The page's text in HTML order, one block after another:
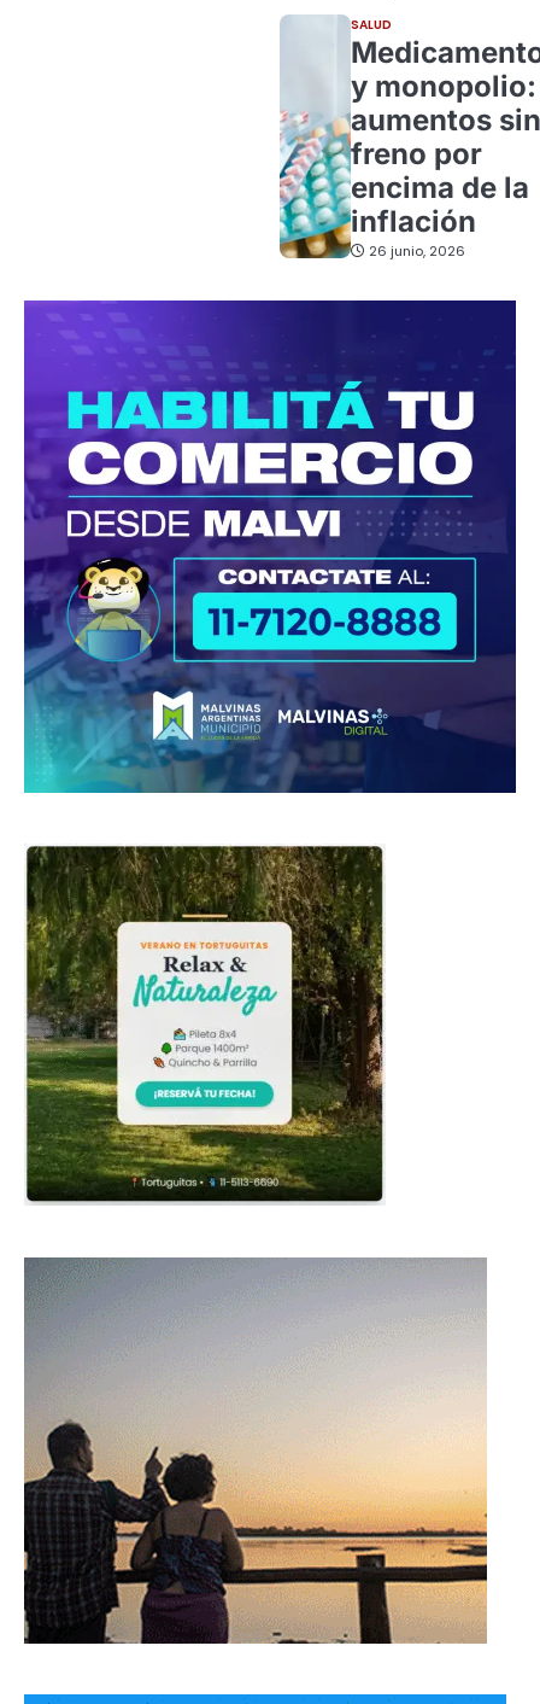
SALUD
y monopolio:
aumentos sin
freno por
encima de la
inflación
26 junio, 2026